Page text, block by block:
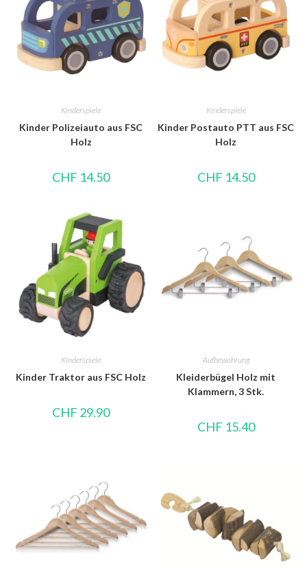
Kinderspiele
Kinder Polizeiauto aus FSC
Holz
CHF 14.50
Kinderspiele
Kinder Postauto PTT aus FSC
Holz
CHF 14.50
Kinderspiele
Kinder Traktor aus FSC Holz
CHF 29.90
Aufbewahrung
Kleiderbügel Holz mit
Klammern, 3 Stk.
CHF 15.40